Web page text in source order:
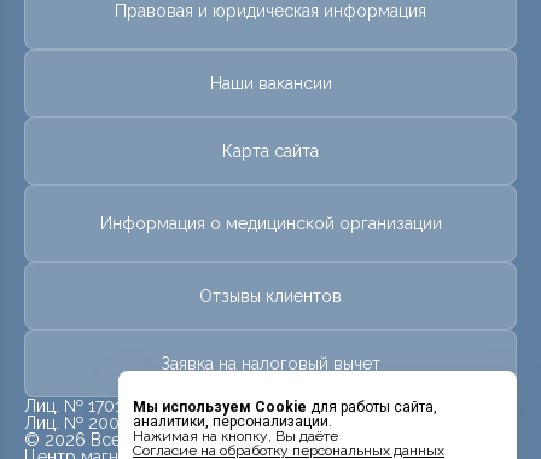
Мы используем Cookie для работы сайта,
аналитики, персонализации.
Нажимая на кнопку, Вы даёте
Cогласие на обработку персональных данных
Правовая и юридическая информация
Наши вакансии
Карта сайта
Информация о медицинской организации
Отзывы клиентов
Заявка на налоговый вычет
Лиц. № 17013581 от 28 июля 2017 г.
Лиц. № 20009926 от 09 июля 2020 г.
© 2026 Все права защищены.